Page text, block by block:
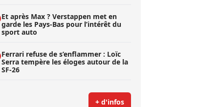
Et après Max ? Verstappen met en
garde les Pays-Bas pour l’intérêt du
sport auto
Ferrari refuse de s’enflammer : Loïc
Serra tempère les éloges autour de la
SF-26
+ d'infos